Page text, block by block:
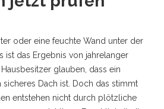
oder eine feuchte Wand unter der
ist das Ergebnis von jahrelanger
glauben, dass ein
Dach ist. Doch das stimmt
entstehen nicht durch plötzliche